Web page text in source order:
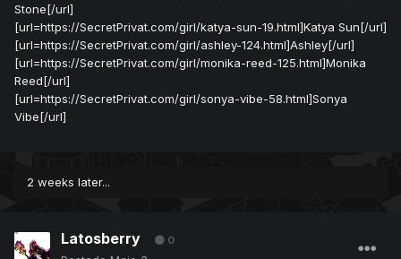
Stone[/url]
[url=https://SecretPrivat.com/girl/katya-sun-19.html]Katya Sun[/url]
[url=https://SecretPrivat.com/girl/ashley-124.html]Ashley[/url]
[url=https://SecretPrivat.com/girl/monika-reed-125.html]Monika
Reed[/url]
[url=https://SecretPrivat.com/girl/sonya-vibe-58.html]Sonya
Vibe[/url]
2 weeks later...
Latosberry 0